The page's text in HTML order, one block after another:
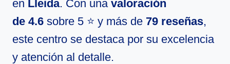
en Lleida. Con una valoración
de 4.6 sobre 5 ⭐ y más de 79 reseñas,
este centro se destaca por su excelencia
y atención al detalle.